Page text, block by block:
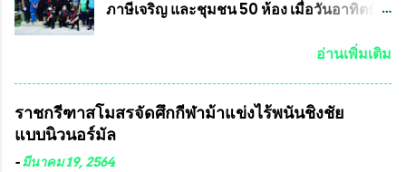
กรรมการการเลือกตั้งถือเป็นองค์กรอิสระตาม
ประชานาถ และ ประธานอำนวยการจัดการ
ถ้วยพระราชทาน สมเด็จพระเจ้าอยู่หัว มหา
อำนวยการจัดการแข่งขัน และ นายวีรยุทธ
สวัสดี ประธานคณะกรรมการจัดการแข่งขัน
และคณะทำงาน ได้ร่วมกันประชุมหารือ
ภาษีเจริญ และชุมชน 50 ห้อง เมื่อวันอาทิตย์ที่
ปักธงชัย กรุงเทพมหานครโดย พันเอกสมศักดิ์
กรุงเทพมหานคร ได้เป็นประธาน แจก
ข้าวสาร อาหารแห้ง ให้กับพี่น้องชุมชนชาว
คลองลัดภาชี เขตภาษีเจริญ และชุมชน 50
อ่านเพิ่มเติม
ราชกรีฑาสโมสรจัดศึกกีฬาม้าแข่งไร้พนันชิงชัย
แบบนิวนอร์มัล
-มีนาคม 19, 2564